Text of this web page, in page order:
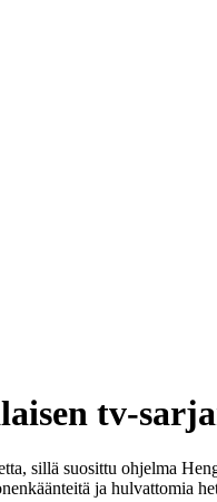
tv-
sillä suosittu ohjelma
ja hulvattomia